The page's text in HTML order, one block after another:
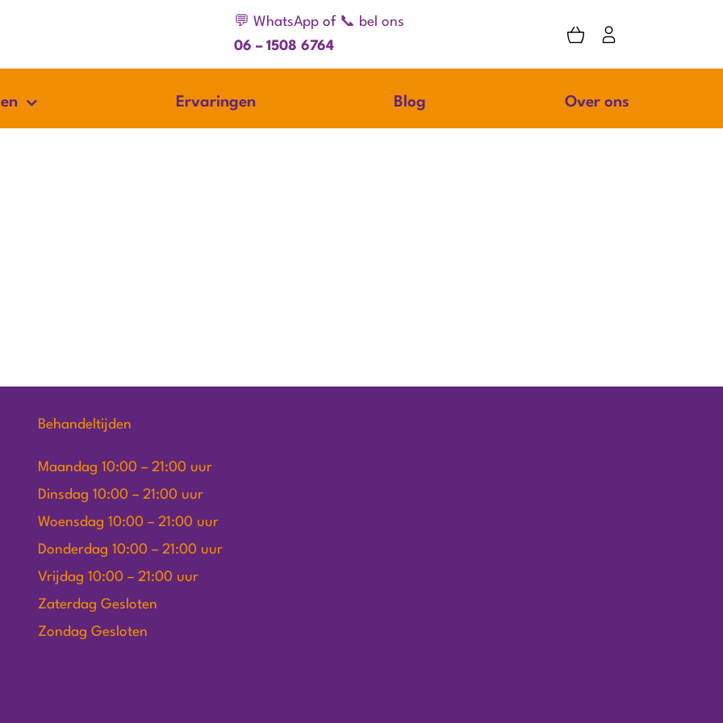
💬 WhatsAppof 📞 bel ons
06 – 1508 6764
Ervaringen Blog Over ons
Behandeltijden
Maandag 10:00 – 21:00 uur
Dinsdag 10:00 – 21:00 uur
Woensdag 10:00 – 21:00 uur
Donderdag 10:00 – 21:00 uur
Vrijdag 10:00 – 21:00 uur
Zaterdag Gesloten
Zondag Gesloten